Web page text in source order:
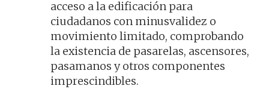
acceso a la edificación para
ciudadanos con minusvalidez o
movimiento limitado, comprobando
la existencia de pasarelas, ascensores,
pasamanos y otros componentes
imprescindibles.